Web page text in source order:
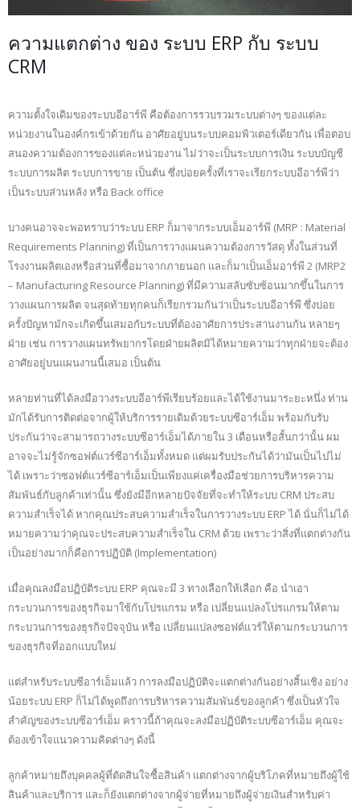
ความแตกต่าง ของ ระบบ ERP กับ ระบบ
CRM
ความตั้งใจเดิมของระบบอีอาร์พี คือต้องการรวบรวมระบบต่างๆ ของแต่ละ
หน่วยงานในองค์กรเข้าด้วยกัน อาศัยอยู่บนระบบคอมพิวเตอร์เดียวกัน เพื่อตอบ
สนองความต้องการของแต่ละหน่วยงาน ไม่ว่าจะเป็นระบบการเงิน ระบบบัญชี
ระบบการผลิต ระบบการขาย เป็นต้น ซึ่งบ่อยครั้งที่เราจะเรียกระบบอีอาร์พีว่า
เป็นระบบส่วนหลัง หรือ Back office
บางคนอาจจะพอทราบว่าระบบ ERP ก็มาจากระบบเอ็มอาร์พี (MRP : Material
Requirements Planning) ที่เป็นการวางแผนความต้องการวัสดุ ทั้งในส่วนที่
โรงงานผลิตเองหรือส่วนที่ซื้อมาจากภายนอก และก็มาเป็นเอ็มอาร์พี 2 (MRP2
– Manufacturing Resource Planning) ที่มีความสลับซับซ้อนมากขึ้นในการ
วางแผนการผลิต จนสุดท้ายทุกคนก็เรียกรวมกันว่าเป็นระบบอีอาร์พี ซึ่งบ่อย
ครั้งปัญหามักจะเกิดขึ้นเสมอกับระบบที่ต้องอาศัยการประสานงานกัน หลายๆ
ฝ่าย เช่น การวางแผนทรัพยากรโดยฝ่ายผลิตมิได้หมายความว่าทุกฝ่ายจะต้อง
อาศัยอยู่บนแผนงานนี้เสมอ เป็นต้น
หลายท่านที่ได้ลงมือวางระบบอีอาร์พีเรียบร้อยและได้ใช้งานมาระยะหนึ่ง ท่าน
มักได้รับการติดต่อจากผู้ให้บริการรายเดิมด้วยระบบซีอาร์เอ็ม พร้อมกับรับ
ประกันว่าจะสามารถวางระบบซีอาร์เอ็มได้ภายใน 3 เดือนหรือสั้นกว่านั้น ผม
อาจจะไม่รู้จักซอฟต์แวร์ซีอาร์เอ็มทั้งหมด แต่ผมรับประกันได้ว่ามันเป็นไปไม่
ได้ เพราะว่าซอฟต์แวร์ซีอาร์เอ็มเป็นเพียงแค่เครื่องมือช่วยการบริหารความ
สัมพันธ์กับลูกค้าเท่านั้น ซึ่งยังมีอีกหลายปัจจัยที่จะทำให้ระบบ CRM ประสบ
ความสำเร็จได้ หากคุณประสบความสำเร็จในการวางระบบ ERP ได้ นั่นก็ไม่ได้
หมายความว่าคุณจะประสบความสำเร็จใน CRM ด้วย เพราะว่าสิ่งที่แตกต่างกัน
เป็นอย่างมากก็คือการปฏิบัติ (Implementation)
เมื่อคุณลงมือปฏิบัติระบบ ERP คุณจะมี 3 ทางเลือกให้เลือก คือ นำเอา
กระบวนการของธุรกิจมาใช้กับโปรแกรม หรือ เปลี่ยนแปลงโปรแกรมให้ตาม
กระบวนการของธุรกิจปัจจุบัน หรือ เปลี่ยนแปลงซอฟต์แวร์ให้ตามกระบวนการ
ของธุรกิจที่ออกแบบใหม่
แต่สำหรับระบบซีอาร์เอ็มแล้ว การลงมือปฏิบัติจะแตกต่างกันอย่างสิ้นเชิง อย่าง
น้อยระบบ ERP ก็ไม่ได้พูดถึงการบริหารความสัมพันธ์ของลูกค้า ซึ่งเป็นหัวใจ
สำคัญของระบบซีอาร์เอ็ม คราวนี้ถ้าคุณจะลงมือปฏิบัติระบบซีอาร์เอ็ม คุณจะ
ต้องเข้าใจแนวความคิดต่างๆ ดังนี้
ลูกค้าหมายถึงบุคคลผู้ที่ตัดสินใจซื้อสินค้า แตกต่างจากผู้บริโภคที่หมายถึงผู้ใช้
สินค้าและบริการ และก็ยังแตกต่างจากผู้จ่ายที่หมายถึงผู้จ่ายเงินสำหรับค่า